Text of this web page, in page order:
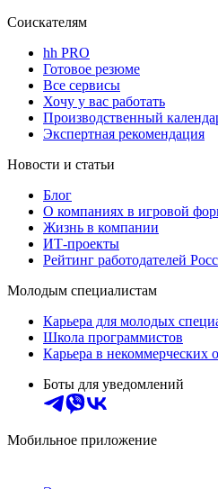
Соискателям
hh PRO
Готовое резюме
Все сервисы
Хочу у вас работать
Производственный
Экспертная рекомендация
Новости и статьи
Блог
О компаниях в игровой
Жизнь в компании
ИТ-проекты
Рейтинг работодателей
Молодым специалистам
Карьера для молодых
Школа программистов
Карьера в некоммерческих
Боты для уведомлений
Мобильное приложение